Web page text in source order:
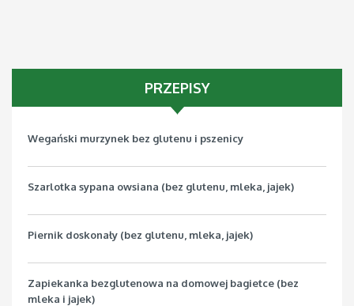
PRZEPISY
Wegański murzynek bez glutenu i pszenicy
Szarlotka sypana owsiana (bez glutenu, mleka, jajek)
Piernik doskonały (bez glutenu, mleka, jajek)
Zapiekanka bezglutenowa na domowej bagietce (bez
mleka i jajek)